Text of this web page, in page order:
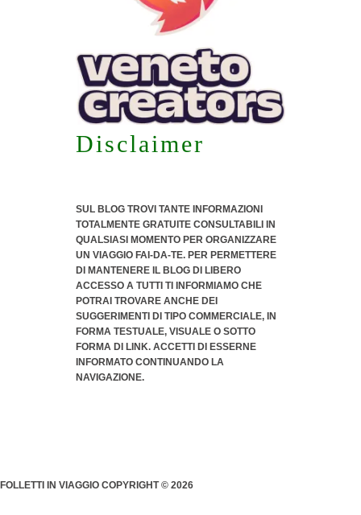
Disclaimer
SUL BLOG TROVI TANTE INFORMAZIONI
TOTALMENTE GRATUITE CONSULTABILI IN
QUALSIASI MOMENTO PER ORGANIZZARE
UN VIAGGIO FAI-DA-TE. PER PERMETTERE
DI MANTENERE IL BLOG DI LIBERO
ACCESSO A TUTTI TI INFORMIAMO CHE
POTRAI TROVARE ANCHE DEI
SUGGERIMENTI DI TIPO COMMERCIALE, IN
FORMA TESTUALE, VISUALE O SOTTO
FORMA DI LINK. ACCETTI DI ESSERNE
INFORMATO CONTINUANDO LA
NAVIGAZIONE.
FOLLETTI IN VIAGGIO COPYRIGHT © 2026